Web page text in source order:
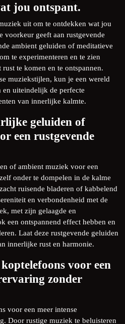
jou ontspant.
uit om te ontdekken wat jou
voorkeur geeft aan rustgevende
ambient geluiden of meditatieve
te experimenteren en te zien
te komen en te ontspannen.
muziekstijlen, kun je een wereld
uiteindelijk de perfecte
van innerlijke kalmte.
geluiden of
een rustgevende
of ambient muziek voor een
onder te dompelen in de kalme
ruisende bladeren of kabbelend
en verbondenheid met de
met zijn gelaagde en
een ontspannend effect hebben en
Laat deze rustgevende geluiden
innerlijke rust en harmonie.
voor een
zonder
voor een meer intense
Door rustige muziek te beluisteren